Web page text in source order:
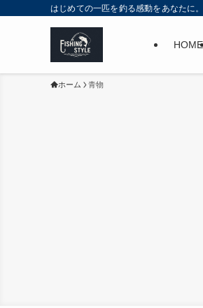
はじめての一匹を釣る感動をあなたに
HOME
ホーム 青物